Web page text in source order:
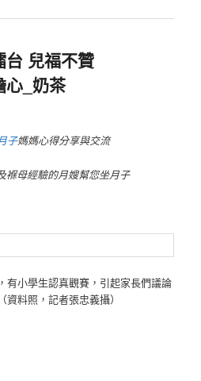
台 兒福不贊
心_奶茶
子媽媽心得分享與交流
褓母經驗的月嫂幫您坐月子
有小學生認真觀賽，引起家長們議論
料照，記者張忠義攝）